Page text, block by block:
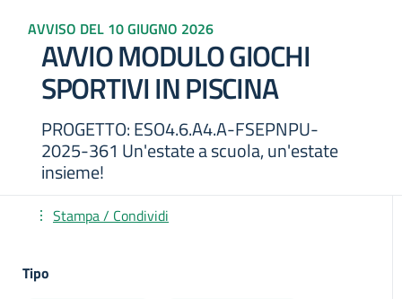
AVVISO DEL 10 GIUGNO 2026
AVVIO MODULO GIOCHI
SPORTIVI IN PISCINA
PROGETTO: ESO4.6.A4.A-FSEPNPU-
2025-361 Un'estate a scuola, un'estate
insieme!
Stampa / Condividi
Tipo